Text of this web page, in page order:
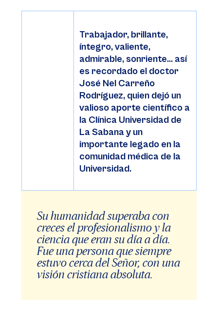
Trabajador, brillante,
íntegro, valiente,
admirable, sonriente… así
es recordado el doctor
José Nel Carreño
Rodríguez, quien dejó un
valioso aporte científico a
la Clínica Universidad de
La Sabana y un
importante legado en la
comunidad médica de la
Universidad.
Su humanidad superaba con
creces el profesionalismo y la
ciencia que eran su día a día.
Fue una persona que siempre
estuvo cerca del Señor, con una
visión cristiana absoluta.